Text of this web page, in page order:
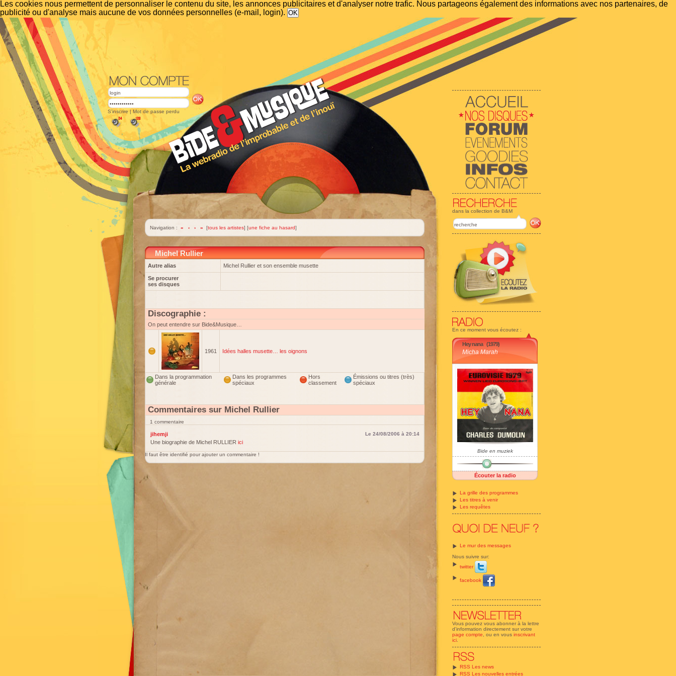
Les cookies nous permettent de personnaliser le contenu du site, les annonces publicitaires et d'analyser notre trafic. Nous partageons également des informations avec nos partenaires, de
publicité ou d'analyse mais aucune de vos données personnelles (e-mail, login).
dans la collection de B&M
En ce moment vous écoutez :
Hey nana (1979)
Micha Marah
Bide en muziek
Écouter la radio
La grille des programmes
Les titres à venir
Les requêtes
Le mur des messages
Nous suivre sur:
twitter
facebook
Vous pouvez vous abonner à la lettre
d'information directement sur votre
page compte , ou en vous inscrivant
ici
RSS Les news
RSS Les nouvelles entrées
S'inscrire | Mot de passe perdu
Navigation : « ‹ › » [tous les artistes] [une fiche au hasard]
Michel Rullier
Autre alias Michel Rullier et son ensemble musette
Se procurer
ses disques
Discographie :
On peut entendre sur Bide&Musique…
1961 Idées halles musette… les oignons
Dans la programmation
générale
Dans les programmes
spéciaux
Hors
classement
Émissions ou titres (très)
spéciaux
Commentaires sur Michel Rullier
1 commentaire
jihemji Le 24/08/2006 à 20:14
Une biographie de Michel RULLIER ici
Il faut être identifié pour ajouter un commentaire !